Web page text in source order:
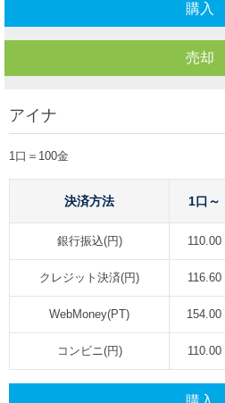
購入
売却
アイナ
1口＝100金
決済方法 1口～
銀行振込(円) 110.00
クレジット決済(円) 116.60
WebMoney(PT) 154.00
コンビニ(円) 110.00